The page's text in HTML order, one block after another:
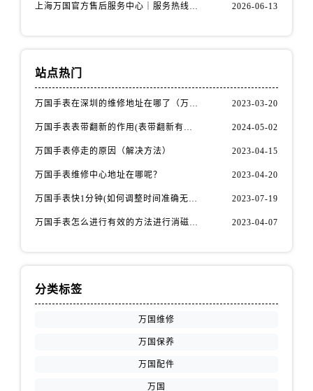
2026-06-13
站点热门
2023-03-20
2024-05-02
万国手表停走的原因（解决方法） 2023-04-15
万国手表维修中心地址在哪呢？ 2023-04-20
2023-07-19
2023-04-07
分类标签
万国维修
万国保养
万国配件
万国